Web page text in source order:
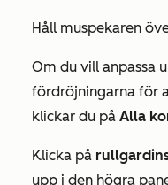
Håll muspekaren
Om du vill anpassa
fördröjningarna för
klickar du på Alla
Klicka på
upp i den högra